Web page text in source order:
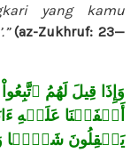
yang kamu
(az-Zukhruf: 23—
وَإِذَا قِيلَ لَهُمُ
أَلۡفَيۡنَا عَلَيۡهِ
يَعۡقِلُونَ شَيۡ‍ٔٗا